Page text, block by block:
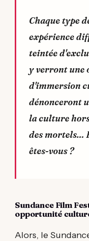
Chaque type
expérience
teintée
y verront une
d'immersion
dénonceront
la culture
des mortels...
êtes-vous ?
Sundance Film
opportunité
Alors, le